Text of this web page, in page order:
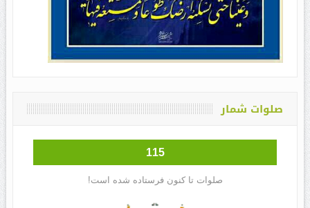
صلوات شمار
115
صلوات تا کنون فرستاده شده است!